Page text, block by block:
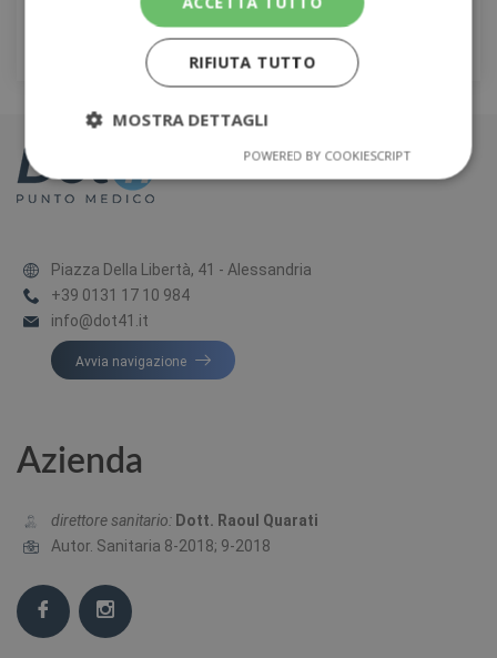
Piazza Della Libertà, 41 - Alessandria
+39 0131 17 10 984
info@dot41.it
Avvia navigazione
Azienda
direttore sanitario: Dott. Raoul Quarati
Autor. Sanitaria 8-2018; 9-2018
RIFIUTA TUTTO
MOSTRA DETTAGLI
POWERED BY COOKIESCRIPT